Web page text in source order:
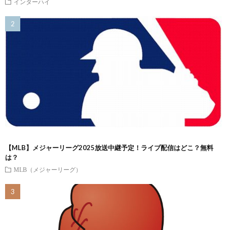
インターハイ
【MLB】メジャーリーグ2025放送中継予定！ライブ配信はどこ？無料
は？
MLB（メジャーリーグ）